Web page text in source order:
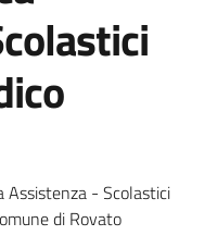
Assistenza - Scolastici
di Rovato